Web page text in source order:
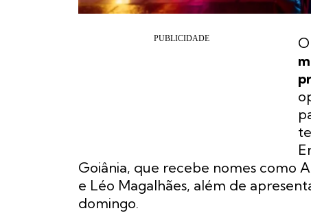
O
Goiânia, que recebe nomes como
e Léo Magalhães, além de
domingo.